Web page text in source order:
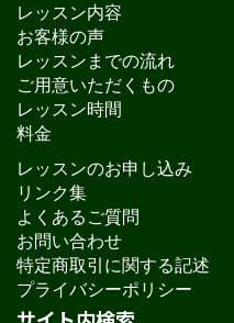
レッスン内容
お客様の声
レッスンまでの流れ
ご用意いただくもの
レッスン時間
料金
レッスンのお申し込み
リンク集
よくあるご質問
お問い合わせ
特定商取引に関する記述
プライバシーポリシー